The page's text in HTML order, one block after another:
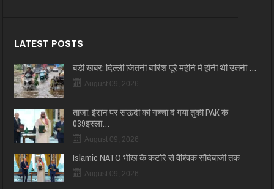
LATEST POSTS
बड़ी खबर: दिल्ली जितनी बारिश पूरे महीने में होनी थी उतनी …
August 09, 2026
ताजा: ईरान पर सऊदी को गच्चा दे गया तुर्की PAK के
039इस्ला…
August 09, 2026
Islamic NATO भीख के कटोरे से वैश्विक सौदेबाजी तक
August 09, 2026